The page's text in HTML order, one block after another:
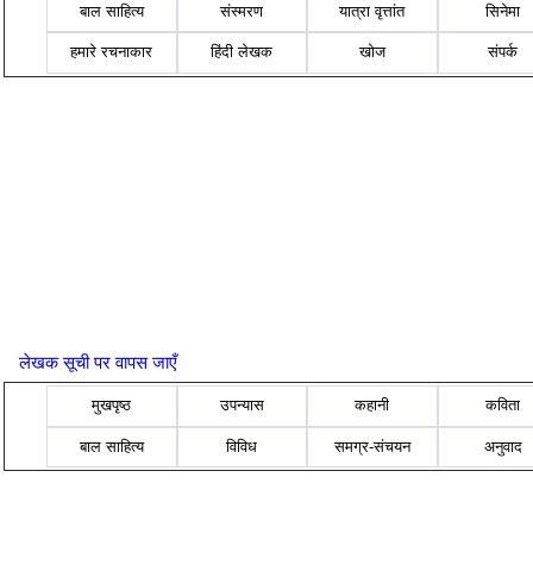
बाल साहित्य संस्मरण यात्रा वृत्तांत सिनेमा
हमारे रचनाकार हिंदी लेखक खोज संपर्क
लेखक सूची पर वापस जाएँ
मुखपृष्ठ उपन्यास कहानी कविता
बाल साहित्य विविध समग्र-संचयन अनुवाद